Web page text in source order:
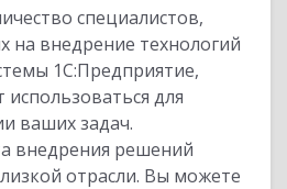
специалистов,
на внедрение технологий
1С:Предприятие,
использоваться для
ваших задач.
внедрения решений
отрасли. Вы можете